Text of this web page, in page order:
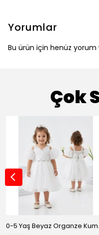
Yorumlar
Bu ürün için henüz yorum
Çok
0-5 Yaş